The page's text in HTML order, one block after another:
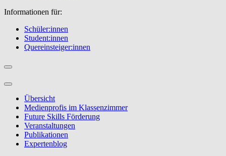
Informationen für:
Schüler:innen
Student:innen
Quereinsteiger:innen
Übersicht
Medienprofis im Klassenzimmer
Future Skills Förderung
Veranstaltungen
Publikationen
Expertenblog